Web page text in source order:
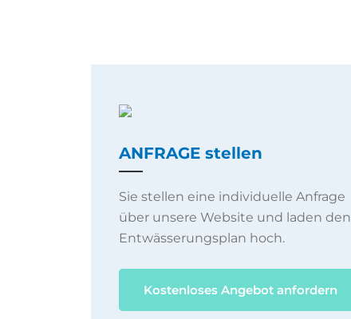
ANFRAGE stellen
Sie stellen eine individuelle Anfrage
über unsere Website und laden den
Entwässerungsplan hoch.
Kostenloses Angebot anfordern